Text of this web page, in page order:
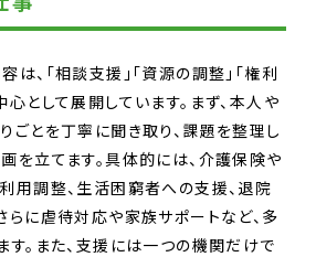
、「相談支援」「資源の調整」「権利
として展開しています。まず、本人や
ごとを丁寧に聞き取り、課題を整理し
を立てます。具体的には、介護保険や
用調整、生活困窮者への支援、退院
らに虐待対応や家族サポートなど、多
す。また、支援には一つの機関だけで